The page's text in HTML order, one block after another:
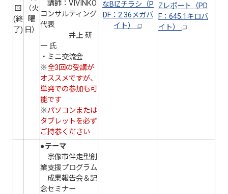
回
(終
了)
（火
曜
日）
講師：VIVINKO
コンサルティング
代表
井上 研
一 氏
・ミニ交流会
※全3回の受講が
オススメですが、
単発での参加も可
能です
※パソコンまたは
タブレットを必ず
ご持参ください
なBIZチラシ（P
DF：2.36メガバ
イト）
Zレポート（PD
F：645.1キロバ
イト）
●テーマ
宗像市伴走型創
業支援プログラム
成果報告会＆記
念セミナー